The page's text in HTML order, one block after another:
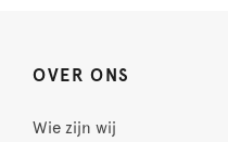
OVER ONS
Wie zijn wij